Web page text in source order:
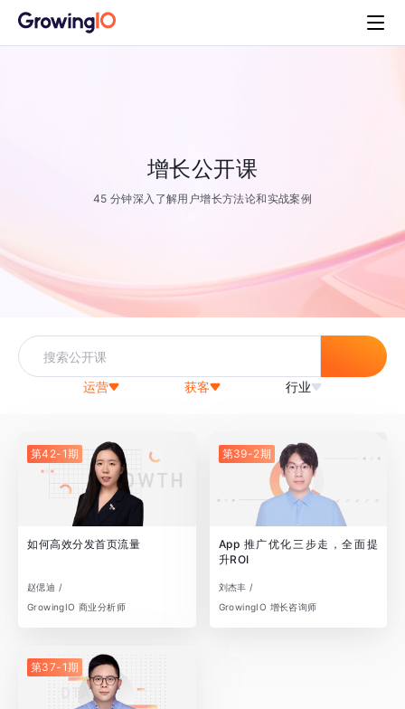
增长公开课
45 分钟深入了解用户增长方法论和实战案例
运营 获客 行业
第42-1期
如何高效分发首页流量
赵偲迪 /
GrowingIO 商业分析师
第39-2期
App 推广优化三步走，全面提
升ROI
刘杰丰 /
GrowingIO 增长咨询师
第37-1期